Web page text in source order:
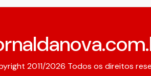
2011/2026 Todos os direitos